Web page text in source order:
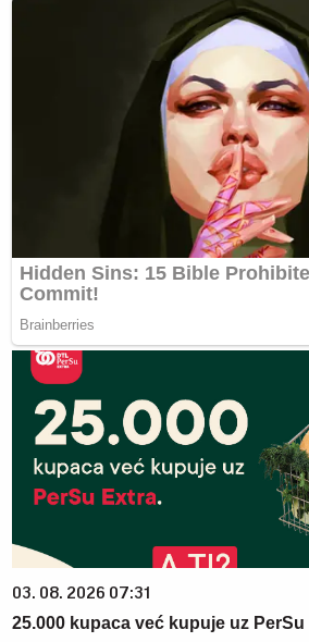
03. 08. 2026 07:31
25.000 kupaca već kupuje uz